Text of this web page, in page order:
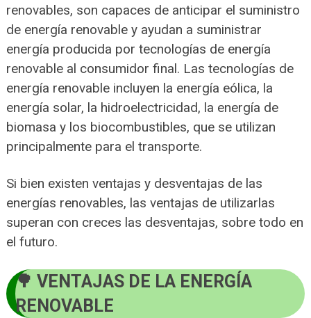
renovables, son capaces de anticipar el suministro
de energía renovable y ayudan a suministrar
energía producida por tecnologías de energía
renovable al consumidor final. Las tecnologías de
energía renovable incluyen la energía eólica, la
energía solar, la hidroelectricidad, la energía de
biomasa y los biocombustibles, que se utilizan
principalmente para el transporte.
Si bien existen ventajas y desventajas de las
energías renovables, las ventajas de utilizarlas
superan con creces las desventajas, sobre todo en
el futuro.
VENTAJAS DE LA ENERGÍA
RENOVABLE